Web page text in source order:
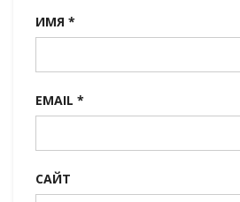
ИМЯ *
EMAIL *
САЙТ